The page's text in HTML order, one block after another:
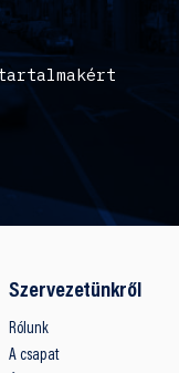
Szervezetünkről
Rólunk
A csapat